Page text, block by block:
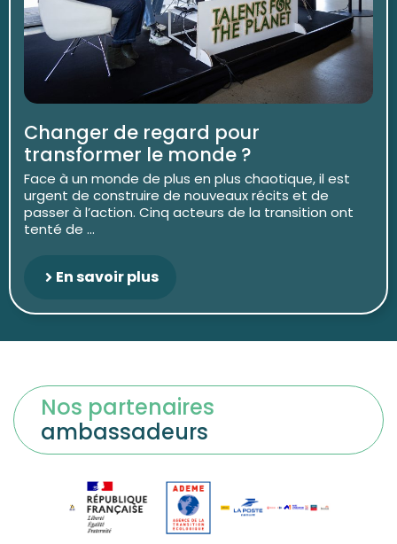
Changer de regard pour
transformer le monde ?
Face à un monde de plus en plus chaotique, il est
urgent de construire de nouveaux récits et de
passer à l’action. Cinq acteurs de la transition ont
tenté de ...
En savoir plus
Nos partenaires
ambassadeurs